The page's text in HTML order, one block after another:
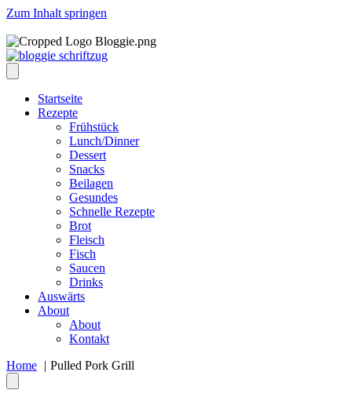
Zum Inhalt springen
Startseite
Rezepte
Frühstück
Lunch/Dinner
Dessert
Snacks
Beilagen
Gesundes
Schnelle Rezepte
Brot
Fleisch
Fisch
Saucen
Drinks
Auswärts
About
About
Kontakt
Home
Pulled Pork Grill